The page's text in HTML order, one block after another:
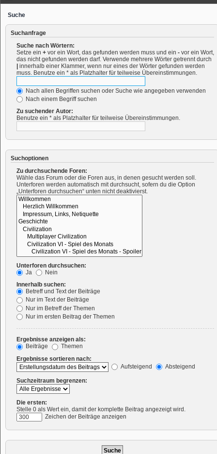
Suche
Suchanfrage
Suche nach Wörtern:
Setze ein + vor ein Wort, das gefunden werden muss und ein - vor ein Wort,
das nicht gefunden werden darf. Verwende mehrere Wörter getrennt durch
| innerhalb einer Klammer, wenn nur eines der Wörter gefunden werden
muss. Benutze ein * als Platzhalter für teilweise Übereinstimmungen.
Nach allen Begriffen suchen oder Suche wie angegeben verwenden
Nach einem Begriff suchen
Zu suchender Autor:
Benutze ein * als Platzhalter für teilweise Übereinstimmungen.
Suchoptionen
Zu durchsuchende Foren:
Wähle das Forum oder die Foren aus, in denen gesucht werden soll.
Unterforen werden automatisch mit durchsucht, sofern du die Option
„Unterforen durchsuchen“ unten nicht deaktivierst.
Unterforen durchsuchen:
Ja
Nein
Innerhalb suchen:
Betreff und Text der Beiträge
Nur im Text der Beiträge
Nur im Betreff der Themen
Nur im ersten Beitrag der Themen
Ergebnisse anzeigen als:
Beiträge
Themen
Ergebnisse sortieren nach:
Aufsteigend
Absteigend
Suchzeitraum begrenzen:
Die ersten:
Stelle 0 als Wert ein, damit der komplette Beitrag angezeigt wird.
Zeichen der Beiträge anzeigen